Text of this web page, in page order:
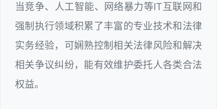
当竞争、人工智能、网络暴力等IT互联网和
强制执行领域积累了丰富的专业技术和法律
实务经验，可娴熟控制相关法律风险和解决
相关争议纠纷，能有效维护委托人各类合法
权益。